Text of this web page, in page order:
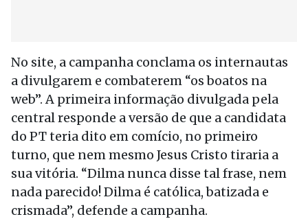
No site, a campanha conclama os internautas
a divulgarem e combaterem “os boatos na
web”. A primeira informação divulgada pela
central responde a versão de que a candidata
do PT teria dito em comício, no primeiro
turno, que nem mesmo Jesus Cristo tiraria a
sua vitória. “Dilma nunca disse tal frase, nem
nada parecido! Dilma é católica, batizada e
crismada”, defende a campanha.